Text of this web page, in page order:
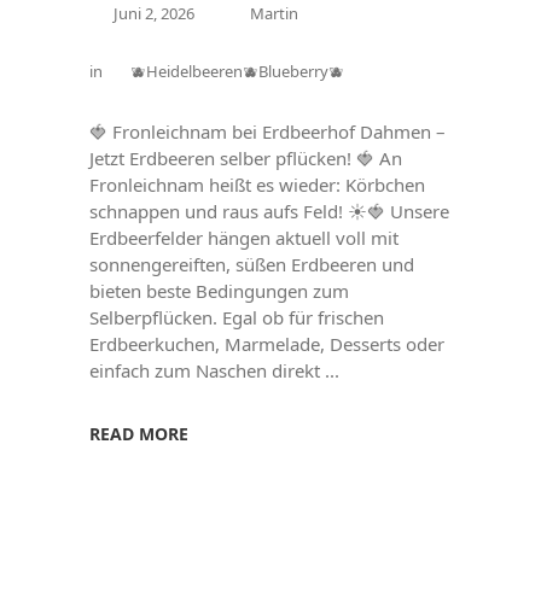
Juni 2, 2026 Martin
in 🫐Heidelbeeren🫐Blueberry🫐
🍓 Fronleichnam bei Erdbeerhof Dahmen –
Jetzt Erdbeeren selber pflücken! 🍓 An
Fronleichnam heißt es wieder: Körbchen
schnappen und raus aufs Feld! ☀️🍓 Unsere
Erdbeerfelder hängen aktuell voll mit
sonnengereiften, süßen Erdbeeren und
bieten beste Bedingungen zum
Selberpflücken. Egal ob für frischen
Erdbeerkuchen, Marmelade, Desserts oder
einfach zum Naschen direkt
READ MORE